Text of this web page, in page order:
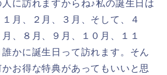
に訪れますからね♪私の誕生日は
月、２月、３月、そして、４
、８月、９月、１０月、１１
かに誕生日って訪れます。そん
お得な特典があってもいいと思